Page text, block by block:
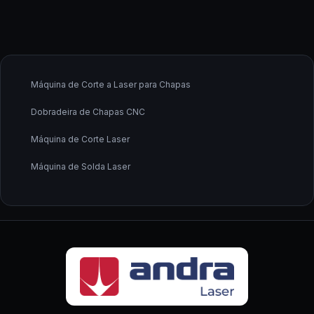
Máquina de Corte a Laser para Chapas
Dobradeira de Chapas CNC
Máquina de Corte Laser
Máquina de Solda Laser
Fornecedor de Máquina de Corte a Laser
Fornecedor de Máquina de Solda a Laser
Calandra CNC
Calandra de Chapas